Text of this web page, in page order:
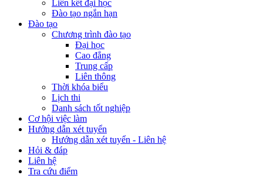
Liên kết đại học
Đào tạo ngắn hạn
Đào tạo
Chương trình đào tạo
Đại học
Cao đẳng
Trung cấp
Liên thông
Thời khóa biểu
Lịch thi
Danh sách tốt nghiệp
Cơ hội việc làm
Hướng dẫn xét tuyển
Hướng dẫn xét tuyển - Liên hệ
Hỏi & đáp
Liên hệ
Tra cứu điểm